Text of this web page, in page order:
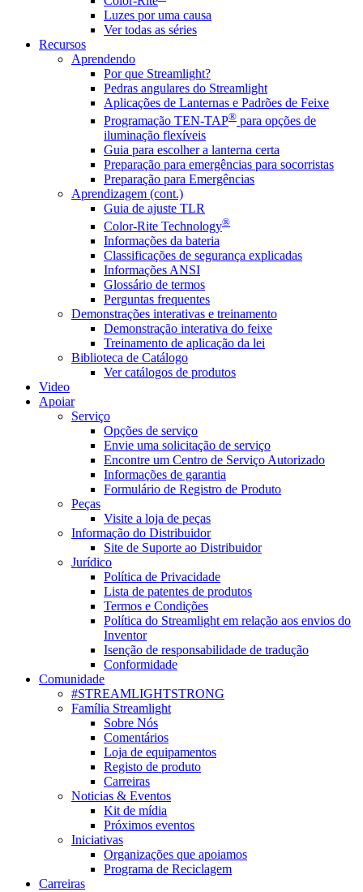
Luzes por uma causa
Ver todas as séries
Recursos
Aprendendo
Por que Streamlight?
Pedras angulares do Streamlight
Aplicações de Lanternas e Padrões de Feixe
Programação TEN-TAP® para opções de
iluminação flexíveis
Guia para escolher a lanterna certa
Preparação para emergências para socorristas
Preparação para Emergências
Aprendizagem (cont.)
Guia de ajuste TLR
Color-Rite Technology®
Informações da bateria
Classificações de segurança explicadas
Informações ANSI
Glossário de termos
Perguntas frequentes
Demonstrações interativas e treinamento
Demonstração interativa do feixe
Treinamento de aplicação da lei
Biblioteca de Catálogo
Ver catálogos de produtos
Video
Apoiar
Serviço
Opções de serviço
Envie uma solicitação de serviço
Encontre um Centro de Serviço Autorizado
Informações de garantia
Formulário de Registro de Produto
Peças
Visite a loja de peças
Informação do Distribuidor
Site de Suporte ao Distribuidor
Jurídico
Política de Privacidade
Lista de patentes de produtos
Termos e Condições
Política do Streamlight em relação aos envios do
Inventor
Isenção de responsabilidade de tradução
Conformidade
Comunidade
#STREAMLIGHTSTRONG
Família Streamlight
Sobre Nós
Comentários
Loja de equipamentos
Registo de produto
Carreiras
Noticias & Eventos
Kit de mídia
Próximos eventos
Iniciativas
Organizações que apoiamos
Programa de Reciclagem
Carreiras